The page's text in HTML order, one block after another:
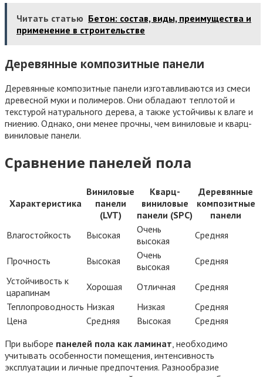
Читать статью Бетон: состав, виды, преимущества и
применение в строительстве
Деревянные композитные панели
Деревянные композитные панели изготавливаются из смеси
древесной муки и полимеров. Они обладают теплотой и
текстурой натурального дерева, а также устойчивы к влаге и
гниению. Однако, они менее прочны, чем виниловые и кварц-
виниловые панели.
Сравнение панелей пола
Характеристика
Виниловые
панели
(LVT)
Кварц-
виниловые
панели (SPC)
Деревянные
композитные
панели
Влагостойкость
Высокая
Очень
высокая
Средняя
Прочность Высокая
Очень
высокая
Средняя
Устойчивость к
царапинам
Хорошая Отличная
Средняя
Теплопроводность Низкая Низкая
Средняя
Цена
Средняя Высокая
Средняя
При выборе панелей пола как ламинат , необходимо
учитывать особенности помещения, интенсивность
эксплуатации и личные предпочтения. Разнообразие